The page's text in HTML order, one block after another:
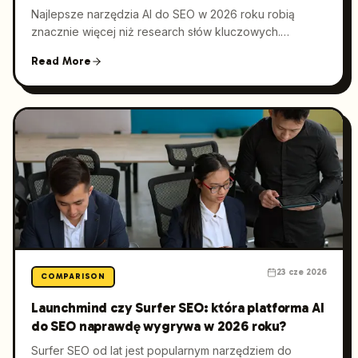
Najlepsze narzędzia AI do SEO w 2026 roku robią
znacznie więcej niż research słów kluczowych.
odpowiedziach AI i automatyzują proces publikacji. W
tym porównaniu pokazujemy, co naprawdę warto
dlaczego Launchmind dobrze odpowiada na potrzeby
zespołów, które chcą zwiększać widoczność w
Google, GEO i produkcję treści na dużą skalę.
Read More
COMPARISON 23 cze 2026
Launchmind czy Surfer SEO: która platforma AI
do SEO naprawdę wygrywa w 2026 roku?
Surfer SEO od lat jest popularnym narzędziem do